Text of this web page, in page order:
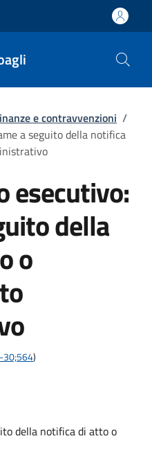
e contravvenzioni /
a seguito della notifica
esecutivo:
della
o
30;564)
della notifica di atto o